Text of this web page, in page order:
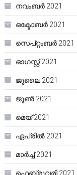
നവംബർ 2021
ഒക്ടോബർ 2021
സെപ്റ്റംബർ 2021
ഓഗസ്റ്റ്‌ 2021
ജൂലൈ 2021
ജൂൺ 2021
മെയ്‌ 2021
ഏപ്രിൽ 2021
മാർച്ച്‌ 2021
ഫെബ്രുവരി 2021